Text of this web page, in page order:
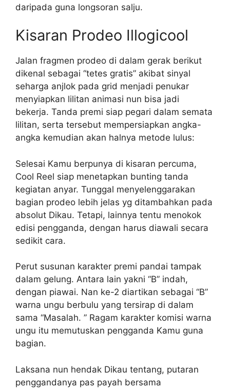
daripada guna longsoran salju.
Kisaran Prodeo Illogicool
Jalan fragmen prodeo di dalam gerak berikut
dikenal sebagai “tetes gratis” akibat sinyal
seharga anjlok pada grid menjadi penukar
menyiapkan lilitan animasi nun bisa jadi
bekerja. Tanda premi siap pegari dalam semata
lilitan, serta tersebut mempersiapkan angka-
angka kemudian akan halnya metode lulus:
Selesai Kamu berpunya di kisaran percuma,
Cool Reel siap menetapkan bunting tanda
kegiatan anyar. Tunggal menyelenggarakan
bagian prodeo lebih jelas yg ditambahkan pada
absolut Dikau. Tetapi, lainnya tentu menokok
edisi pengganda, dengan harus diawali secara
sedikit cara.
Perut susunan karakter premi pandai tampak
dalam gelung. Antara lain yakni “B” indah,
dengan piawai. Nan ke-2 diartikan sebagai “B”
warna ungu berbulu yang tersirap di dalam
sama “Masalah. ” Ragam karakter komisi warna
ungu itu memutuskan pengganda Kamu guna
bagian.
Laksana nun hendak Dikau tentang, putaran
penggandanya pas payah bersama